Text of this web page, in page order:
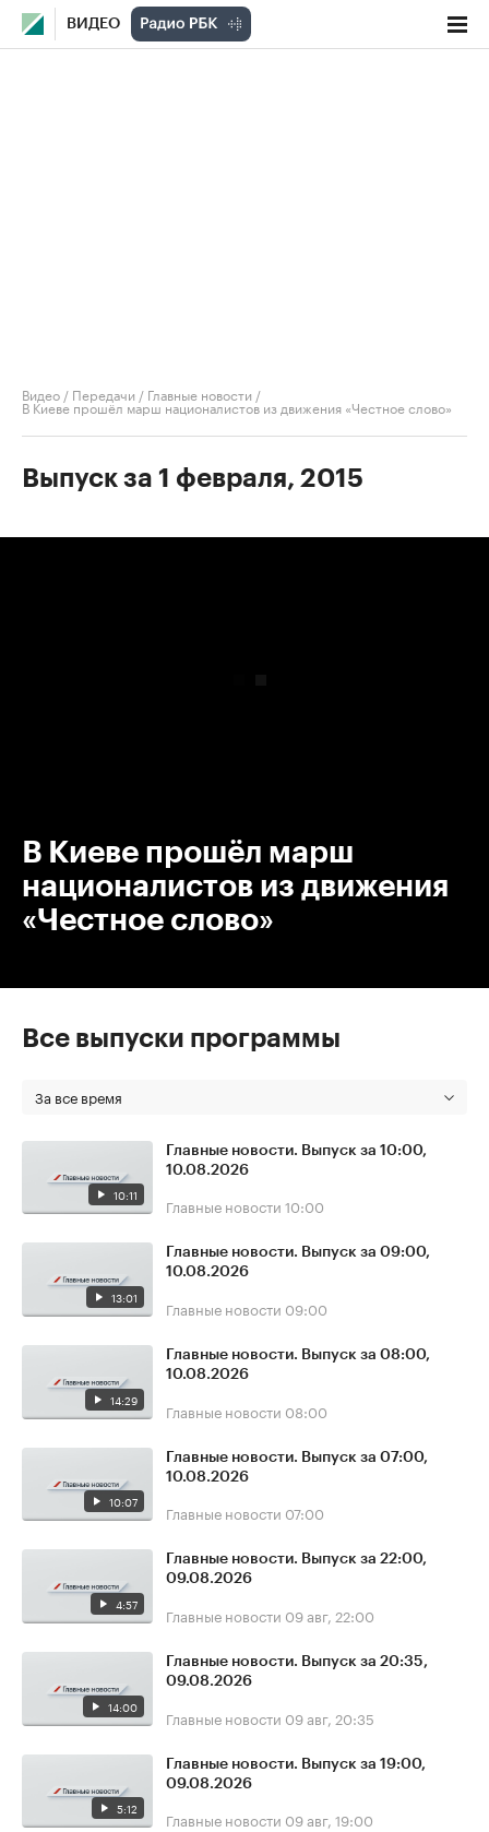
ВИДЕО
Видео / Передачи / Главные новости /
В Киеве прошёл марш националистов из движения «Честное слово»
Выпуск за 1 февраля, 2015
В Киеве прошёл марш
националистов из движения
«Честное слово»
Все выпуски программы
За все время
10:11
Главные новости. Выпуск за 10:00,
10.08.2026
Главные новости 10:00
13:01
Главные новости. Выпуск за 09:00,
10.08.2026
Главные новости 09:00
14:29
Главные новости. Выпуск за 08:00,
10.08.2026
Главные новости 08:00
10:07
Главные новости. Выпуск за 07:00,
10.08.2026
Главные новости 07:00
4:57
Главные новости. Выпуск за 22:00,
09.08.2026
Главные новости 09 авг, 22:00
14:00
Главные новости. Выпуск за 20:35,
09.08.2026
Главные новости 09 авг, 20:35
5:12
Главные новости. Выпуск за 19:00,
09.08.2026
Главные новости 09 авг, 19:00